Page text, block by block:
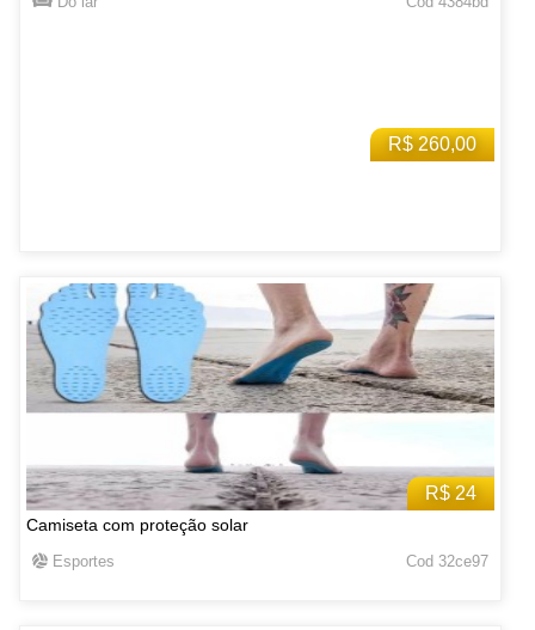
R$ 260,00
R$ 24
Camiseta com proteção solar
Esportes Cod 32ce97